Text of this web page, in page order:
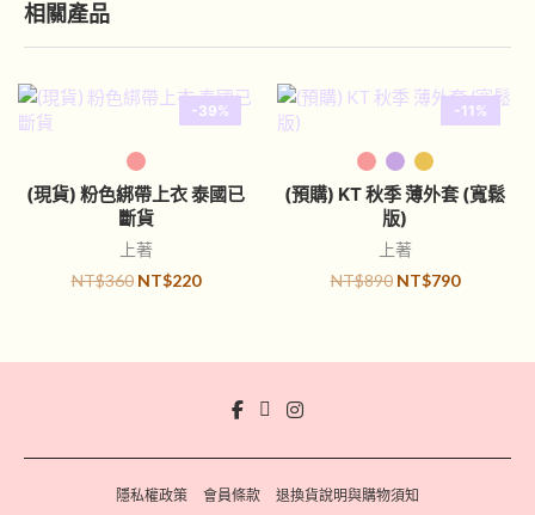
相關產品
-39%
選擇規格
(現貨) 粉色綁帶上衣 泰國已
斷貨
上著
NT$360 NT$220
-11%
選擇規格
(預購) KT 秋季 薄外套 (寬鬆
版)
上著
NT$890 NT$790
隱私權政策 會員條款 退換貨說明與購物須知